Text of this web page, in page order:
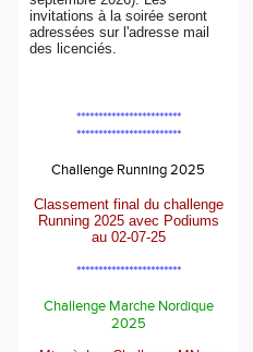
invitations à la soirée seront
adressées sur l'adresse mail
des licenciés.
************************
************************
Challenge Running 2025
Classement final du challenge
Running 2025 avec Podiums
au 02-07-25
************************
Challenge Marche Nordique
2025